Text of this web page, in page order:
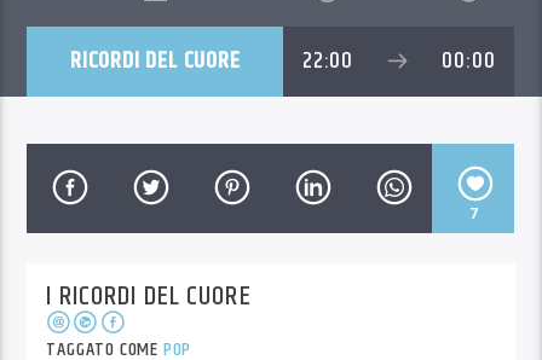
RICORDI DEL CUORE 22:00 00:00
7
I RICORDI DEL CUORE
TAGGATO COME POP